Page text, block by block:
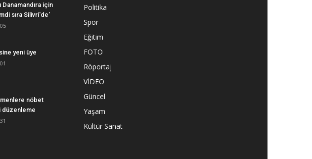
Danamandıra için
sıra Silivri'de'
yeni üye
nöbet
düzenleme
Politika
Spor
Eğitim
FOTO
Röportaj
VİDEO
Güncel
Yaşam
Kültür Sanat